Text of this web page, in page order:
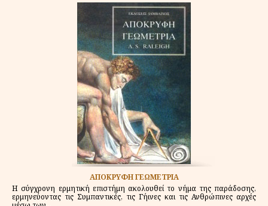
ΑΠΟΚΡΥΦΗ ΓΕΩΜΕΤΡΙΑ
Η σύγχρονη ερμητική επιστήμη ακολουθεί το νήμα της παράδοσης,
ερμηνεύοντας τις Συμπαντικές, τις Γήινες και τις Ανθρώπινες αρχές